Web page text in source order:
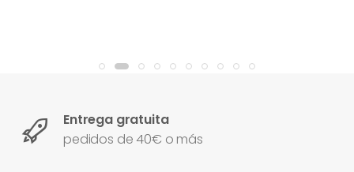
Entrega gratuita
pedidos de 40€ o más